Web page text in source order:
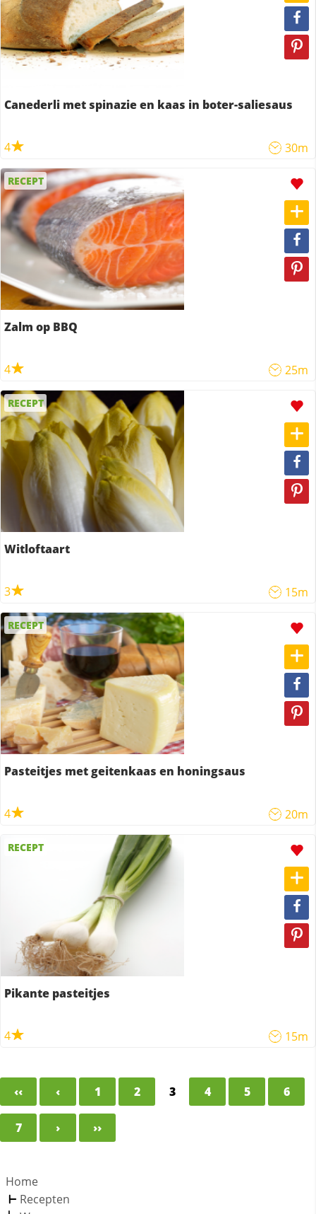
Canederli met spinazie en kaas in boter-saliesaus
4 30m
RECEPT
Zalm op BBQ
4 25m
RECEPT
Witloftaart
3 15m
RECEPT
Pasteitjes met geitenkaas en honingsaus
4 20m
RECEPT
Pikante pasteitjes
4 15m
‹‹ ‹ 1 2 3 4 5 6
7 › ››
Home
Recepten